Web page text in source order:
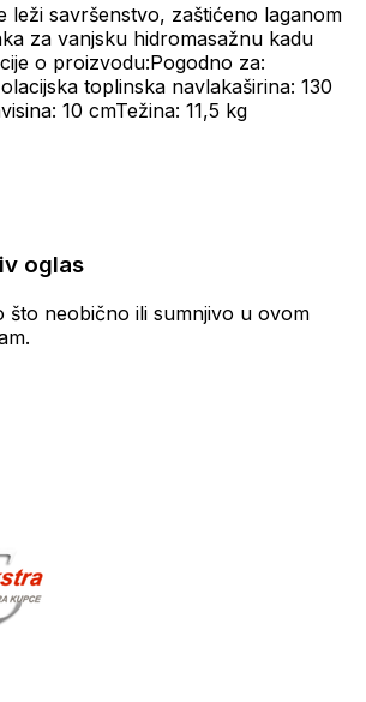
leži savršenstvo, zaštićeno laganom
za vanjsku hidromasažnu kadu
o proizvodu:Pogodno za:
toplinska navlakaširina: 130
10 cmTežina: 11,5 kg
oglas
što neobično ili sumnjivo u ovom